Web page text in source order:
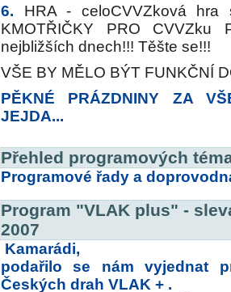
6. HRA - celoCVVZková hra
KMOTŘIČKY PRO
nejbližších dnech!!! Těšte se!!!
VŠE BY MĚLO BÝT FUNKČNÍ
PĚKNÉ PRÁZDNINY ZA
JEJDA...
Přehled programových
Programové řady a
Program "VLAK plus" -
2007
Kamarádi,
podařilo se nám vyjednat
Českých drah VLAK + .